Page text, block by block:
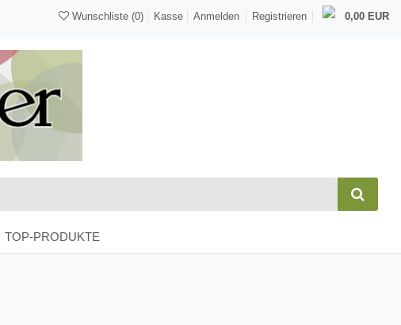
Wunschliste (0) Kasse Anmelden Registrieren 0,00 EUR
TOP-PRODUKTE